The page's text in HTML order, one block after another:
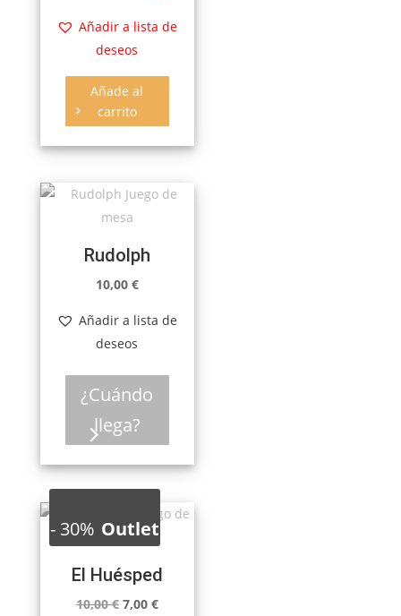
era:
10,00 €.
es:
Añadir a lista de
deseos
Añade al
carrito
Rudolph
10,00 €
Añadir a lista de
deseos
¿Cuándo
llega?
-30% Outlet
El Huésped
10,00€ El
7,00 €El